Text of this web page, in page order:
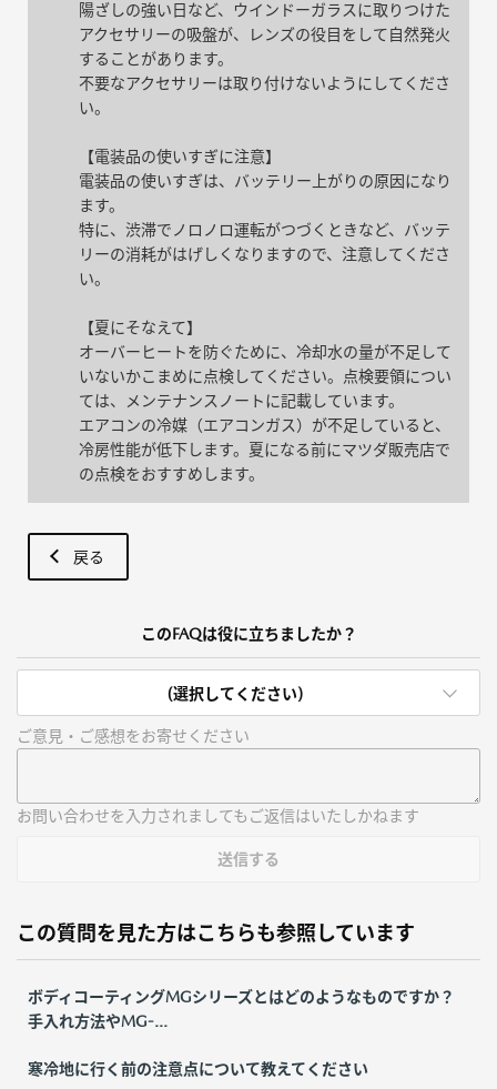
陽ざしの強い日など、ウインドーガラスに取りつけた
アクセサリーの吸盤が、レンズの役目をして自然発火
することがあります。
不要なアクセサリーは取り付けないようにしてくださ
い。
【電装品の使いすぎに注意】
電装品の使いすぎは、バッテリー上がりの原因になり
ます。
特に、渋滞でノロノロ運転がつづくときなど、バッテ
リーの消耗がはげしくなりますので、注意してくださ
い。
【夏にそなえて】
オーバーヒートを防ぐために、冷却水の量が不足して
いないかこまめに点検してください。点検要領につい
ては、メンテナンスノートに記載しています。
エアコンの冷媒（エアコンガス）が不足していると、
冷房性能が低下します。夏になる前にマツダ販売店で
の点検をおすすめします。
戻る
このFAQは役に立ちましたか？
(選択してください)
ご意見・ご感想をお寄せください
お問い合わせを入力されましてもご返信はいたしかねます
送信する
この質問を見た方はこちらも参照しています
ボディコーティングMGシリーズとはどのようなものですか？
手入れ方法やMG-...
寒冷地に行く前の注意点について教えてください